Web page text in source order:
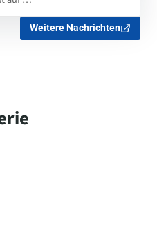
Weitere Nachrichten